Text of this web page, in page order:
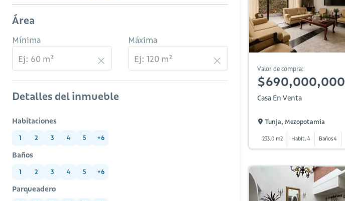
Área
Mínima Máxima
Detalles del inmueble
Habitaciones
1 2 3 4 5 +6
Baños
1 2 3 4 5 +6
Parqueadero
Valor de compra:
$690,000,000
Casa En Venta
Tunja, Mezopotamia
233.0 m2 Habit. 4 Baños 4